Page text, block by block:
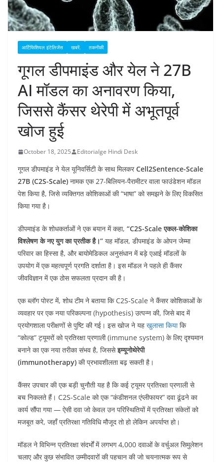
आर्टिफिशियल इंटेलिजेंस खबरें. तकनीकी
गूगल डीपमाइंड और येल ने 27B
AI मॉडल का अनावरण किया,
जिससे कैंसर थेरेपी में अभूतपूर्व
खोज हुई
October 18, 2025 Editorialge Hindi Desk
गूगल डीपमाइंड ने येल यूनिवर्सिटी के साथ मिलकरCell2Sentence-Scale
27B (C2S-Scale) नामक एक 27-बिलियन-पैरामीटर वाला फाउंडेशन मॉडल
पेश किया है, जिसे व्यक्तिगत कोशिकाओं की “भाषा” को समझने के लिए विकसित
किया गया है।
डीपमाइंड के शोधकर्ताओं ने एक बयान में कहा, “C2S-Scale एकल-कोशिका
विश्लेषण के नए युग का प्रतीक है।” यह मॉडल, डीपमाइंड के ओपन जेम्मा
परिवार का हिस्सा है, और बायोमेडिकल अनुसंधान में बड़े एआई मॉडलों के
उपयोग में एक महत्वपूर्ण प्रगति दर्शाता है। इस मॉडल ने पहले ही कैंसर
जीवविज्ञान में एक ठोस सफलता प्रदान की है।
एक ब्लॉग पोस्ट में, शोध टीम ने बताया कि C2S-Scale ने कैंसर कोशिकाओं के
व्यवहार पर एक नया परिकल्पना (hypothesis) उत्पन्न की, जिसे बाद में
प्रयोगशाला परीक्षणों से पुष्टि की गई। इस खोज ने यह खुलासा कियाकि
“कोल्ड” ट्यूमरों को प्रतिरक्षा प्रणाली (immune system) के लिए दृश्यमान
बनाने का एक नया तरीका संभव है, जिससेइम्यूनोथेरेपी
(immunotherapy) की प्रभावशीलता बढ़ सकती है।
कैंसर उपचार की एक बड़ी चुनौती यह है कि कई ट्यूमर प्रतिरक्षा प्रणाली से
बच निकलते हैं। C2S-Scale को एक “कंडीशनल एंप्लीफायर” दवा ढूंढने का
कार्य सौंपा गया — ऐसी दवा जो केवल उन परिस्थितियों में प्रतिरक्षा संकेतों को
मजबूत करे, जहाँ प्रतिरक्षा गतिविधि मौजूद तो हो लेकिन अपर्याप्त हो।
मॉडल ने विभिन्न प्रतिरक्षा संदर्भों में लगभग 4,000 दवाओं के वर्चुअल सिमुलेशन
चलाए और कुछ संभावित उम्मीदवारों की पहचान की जो चयनात्मक रूप से